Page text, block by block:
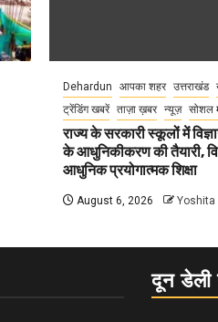
Dehardun आपका शहर उत्तराखंड
ट्रेंडिंग खबरें
ताज़ा ख़बर न्यूज़ सोशल
राज्य के सरकारी स्कूलों में
के आधुनिकीकरण की तैयारी,
आधुनिक प्रयोगात्मक शिक्षा
August 6, 2026 Yoshita
दून डेली